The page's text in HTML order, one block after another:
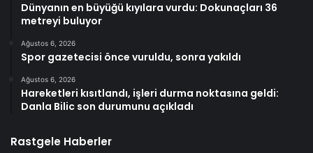
Dünyanın en büyüğü kıyılara vurdu: Dokunaçları 36
metreyi buluyor
Ağustos 6, 2026
Spor gazetecisi önce vuruldu, sonra yakıldı
Ağustos 6, 2026
Hareketleri kısıtlandı, işleri durma noktasına geldi:
Danla Bilic son durumunu açıkladı
Rastgele Haberler